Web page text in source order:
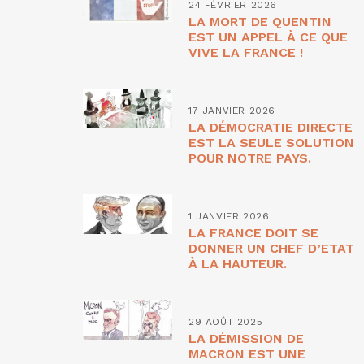
24 FÉVRIER 2026
LA MORT DE QUENTIN
EST UN APPEL À CE QUE
VIVE LA FRANCE !
17 JANVIER 2026
LA DÉMOCRATIE DIRECTE
EST LA SEULE SOLUTION
POUR NOTRE PAYS.
1 JANVIER 2026
LA FRANCE DOIT SE
DONNER UN CHEF D’ETAT
À LA HAUTEUR.
29 AOÛT 2025
LA DÉMISSION DE
MACRON EST UNE